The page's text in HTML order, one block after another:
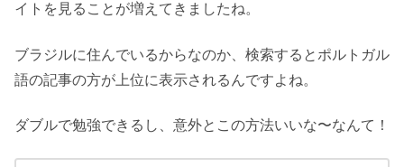
イトを見ることが増えてきましたね。
ブラジルに住んでいるからなのか、検索するとポルトガル
語の記事の方が上位に表示されるんですよね。
ダブルで勉強できるし、意外とこの方法いいな〜なんて！